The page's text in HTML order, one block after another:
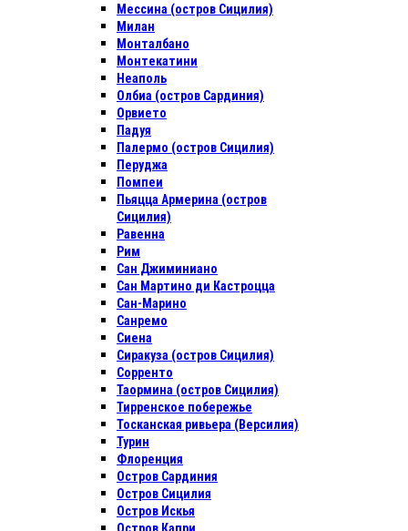
Мессина (остров Сицилия)
Милан
Монталбано
Монтекатини
Неаполь
Олбиа (остров Сардиния)
Орвието
Падуя
Палермо (остров Сицилия)
Перуджа
Помпеи
Пьяцца Армерина (остров
Сицилия)
Равенна
Рим
Сан Джиминиано
Сан Мартино ди Кастроцца
Сан-Марино
Санремо
Сиена
Сиракуза (остров Сицилия)
Сорренто
Таормина (остров Сицилия)
Тирренское побережье
Тосканская ривьера (Версилия)
Турин
Флоренция
Остров Сардиния
Остров Сицилия
Остров Искья